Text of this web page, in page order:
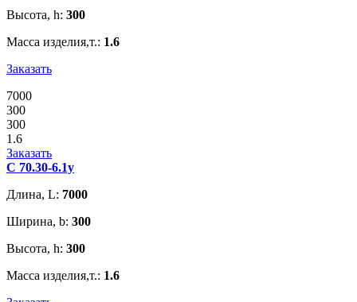
Высота, h: 300
Масса изделия,т.: 1.6
Заказать
7000
300
300
1.6
Заказать
С 70.30-6.1у
Длина, L: 7000
Ширина, b: 300
Высота, h: 300
Масса изделия,т.: 1.6